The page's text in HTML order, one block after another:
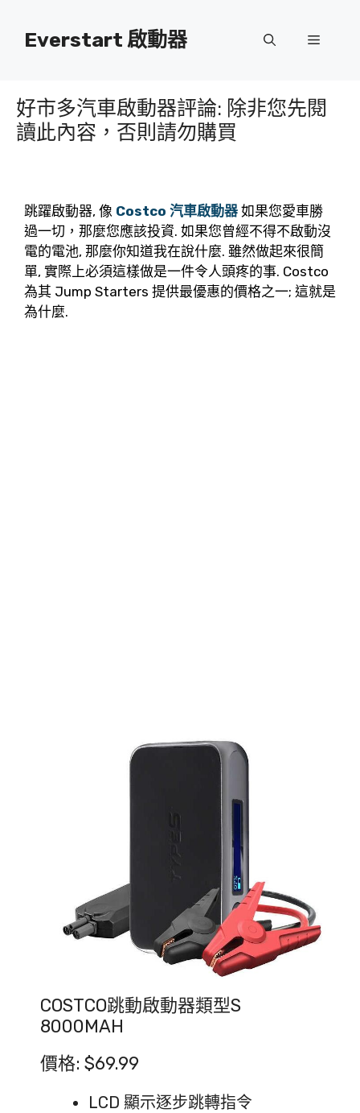
Everstart 啟動器 菜
好市多汽車啟動器評論: 除非您先閱
讀此內容，否則請勿購買
跳躍啟動器, 像 Costco 汽車啟動器 如果您愛車勝
過一切，那麼您應該投資. 如果您曾經不得不啟動沒
電的電池, 那麼你知道我在說什麼. 雖然做起來很簡
單, 實際上必須這樣做是一件令人頭疼的事. Costco
為其 Jump Starters 提供最優惠的價格之一; 這就是
為什麼.
COSTCO跳動啟動器類型S
8000MAH
價格: $69.99
LCD 顯示逐步跳轉指令